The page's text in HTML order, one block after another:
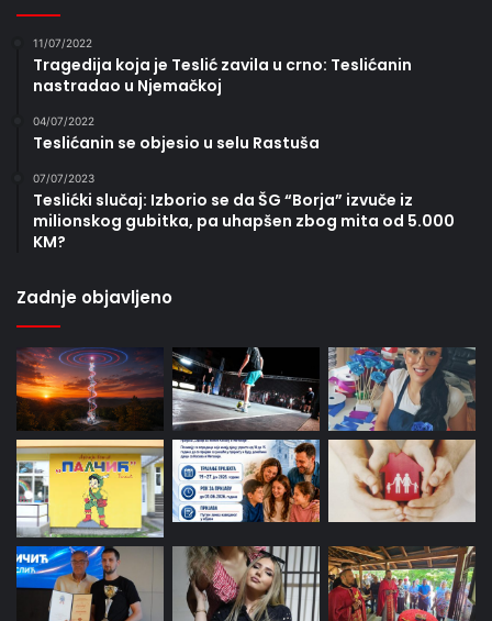
11/07/2022
Tragedija koja je Teslić zavila u crno: Teslićanin
nastradao u Njemačkoj
04/07/2022
Teslićanin se objesio u selu Rastuša
07/07/2023
Teslićki slučaj: Izborio se da ŠG “Borja” izvuče iz
milionskog gubitka, pa uhapšen zbog mita od 5.000
KM?
Zadnje objavljeno